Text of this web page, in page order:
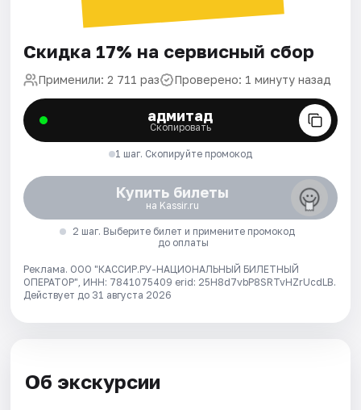
Скидка 17% на сервисный сбор
Применили: 2 711 раз Проверено: 1 минуту назад
адмитад
Скопировать
1 шаг. Скопируйте промокод
Купить билеты
на Kassir.ru
2 шаг. Выберите билет и примените промокод
до оплаты
Реклама. ООО "КАССИР.РУ-НАЦИОНАЛЬНЫЙ БИЛЕТНЫЙ
ОПЕРАТОР", ИНН: 7841075409 erid: 25H8d7vbP8SRTvHZrUcdLB.
Действует до 31 августа 2026
Об экскурсии